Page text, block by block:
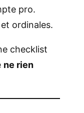
pro.
ordinales.
checklist
ne rien